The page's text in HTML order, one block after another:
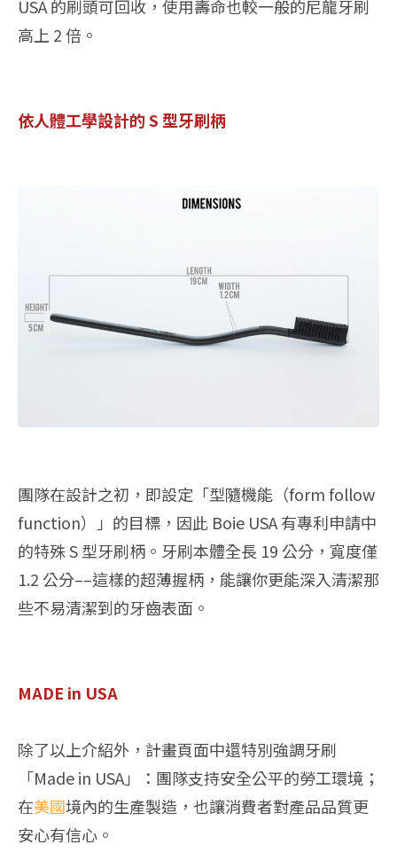
USA 的刷頭可回收，使用壽命也較一般的尼龍牙刷
高上 2 倍。
依人體工學設計的 S 型牙刷柄
團隊在設計之初，即設定「型隨機能（form follow
function）」的目標，因此 Boie USA 有專利申請中
的特殊 S 型牙刷柄。牙刷本體全長 19 公分，寬度僅
1.2 公分––這樣的超薄握柄，能讓你更能深入清潔那
些不易清潔到的牙齒表面。
MADE in USA
除了以上介紹外，計畫頁面中還特別強調牙刷
「Made in USA」：團隊支持安全公平的勞工環境；
在美國境內的生產製造，也讓消費者對產品品質更
安心有信心。